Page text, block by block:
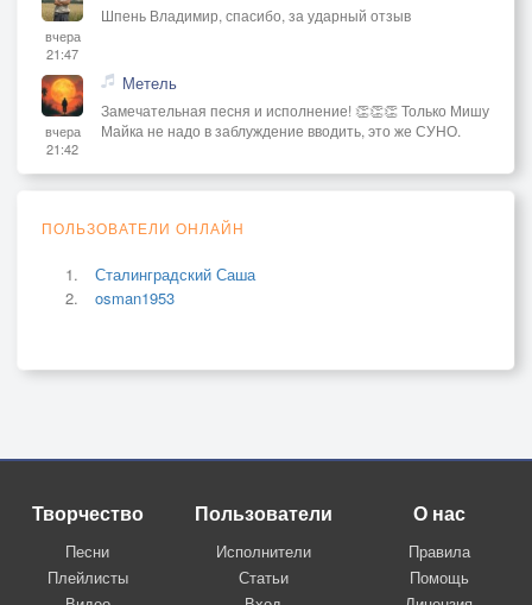
вчера
21:47
Шпень Владимир, спасибо, за ударный отзыв
вчера
21:42
Метель
Замечательная песня и исполнение! 👏👏👏 Только Мишу
Майка не надо в заблуждение вводить, это же СУНО.
ПОЛЬЗОВАТЕЛИ ОНЛАЙН
Сталинградский Саша
osman1953
Творчество
Песни
Плейлисты
Пользователи
Исполнители
Статьи
О нас
Правила
Помощь